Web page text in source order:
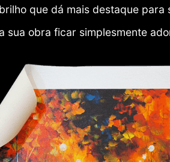
que dá mais destaque para
sua obra ficar simplesmente